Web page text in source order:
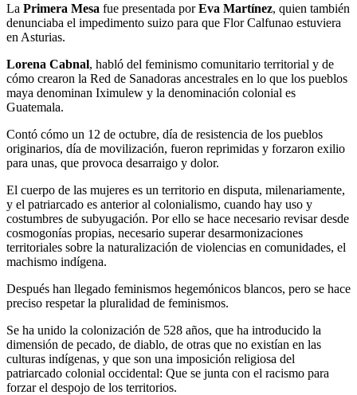
La Primera Mesa fue presentada porEva Martínez, quien también
denunciaba el impedimento suizo para que Flor Calfunao estuviera
en Asturias.
Lorena Cabnal, habló del feminismo comunitario territorial y de
cómo crearon la Red de Sanadoras ancestrales en lo que los pueblos
maya denominan Iximulew y la denominación colonial es
Guatemala.
Contó cómo un 12 de octubre, día de resistencia de los pueblos
originarios, día de movilización, fueron reprimidas y forzaron exilio
para unas, que provoca desarraigo y dolor.
El cuerpo de las mujeres es un territorio en disputa, milenariamente,
y el patriarcado es anterior al colonialismo, cuando hay uso y
costumbres de subyugación. Por ello se hace necesario revisar desde
cosmogonías propias, necesario superar desarmonizaciones
territoriales sobre la naturalización de violencias en comunidades, el
machismo indígena.
Después han llegado feminismos hegemónicos blancos, pero se hace
preciso respetar la pluralidad de feminismos.
Se ha unido la colonización de 528 años, que ha introducido la
dimensión de pecado, de diablo, de otras que no existían en las
culturas indígenas, y que son una imposición religiosa del
patriarcado colonial occidental: Que se junta con el racismo para
forzar el despojo de los territorios.